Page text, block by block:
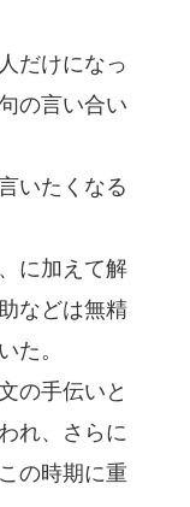
だけになっ
の言い合い
いたくなる
に加えて解
などは無精
た。
の手伝いと
れ、さらに
の時期に重